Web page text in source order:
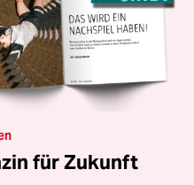
für Zukunft